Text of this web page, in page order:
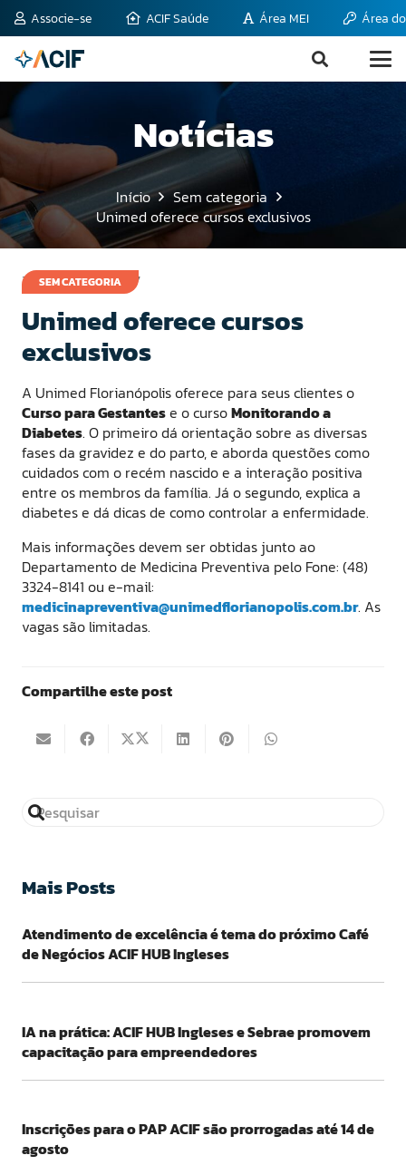
Associe-se ACIF Saúde Área MEI Área
Notícias
Início
Sem categoria
Unimed oferece cursos exclusivos
SEM CATEGORIA
3 de outubro de 2007
Unimed oferece cursos
exclusivos
A Unimed Florianópolis oferece para seus clientes o
Curso para Gestantese o cursoMonitorando a
Diabetes. O primeiro dá orientação sobre as diversas
fases da gravidez e do parto, e aborda questões como
cuidados com o recém nascido e a interação positiva
entre os membros da família. Já o segundo, explica a
diabetes e dá dicas de como controlar a enfermidade.
Mais informações devem ser obtidas junto ao
Departamento de Medicina Preventiva pelo Fone: (48)
3324-8141 ou e-mail:
medicinapreventiva@unimedflorianopolis.com.br. As
vagas são limitadas.
Compartilhe este post
Mais Posts
Atendimento de excelência é tema do próximo Café
de Negócios ACIF HUB Ingleses
IA na prática: ACIF HUB Ingleses e Sebrae promovem
capacitação para empreendedores
Inscrições para o PAP ACIF são prorrogadas até 14 de
agosto